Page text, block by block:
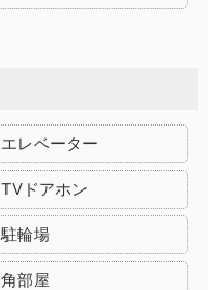
エレベーター
TVドアホン
駐輪場
角部屋